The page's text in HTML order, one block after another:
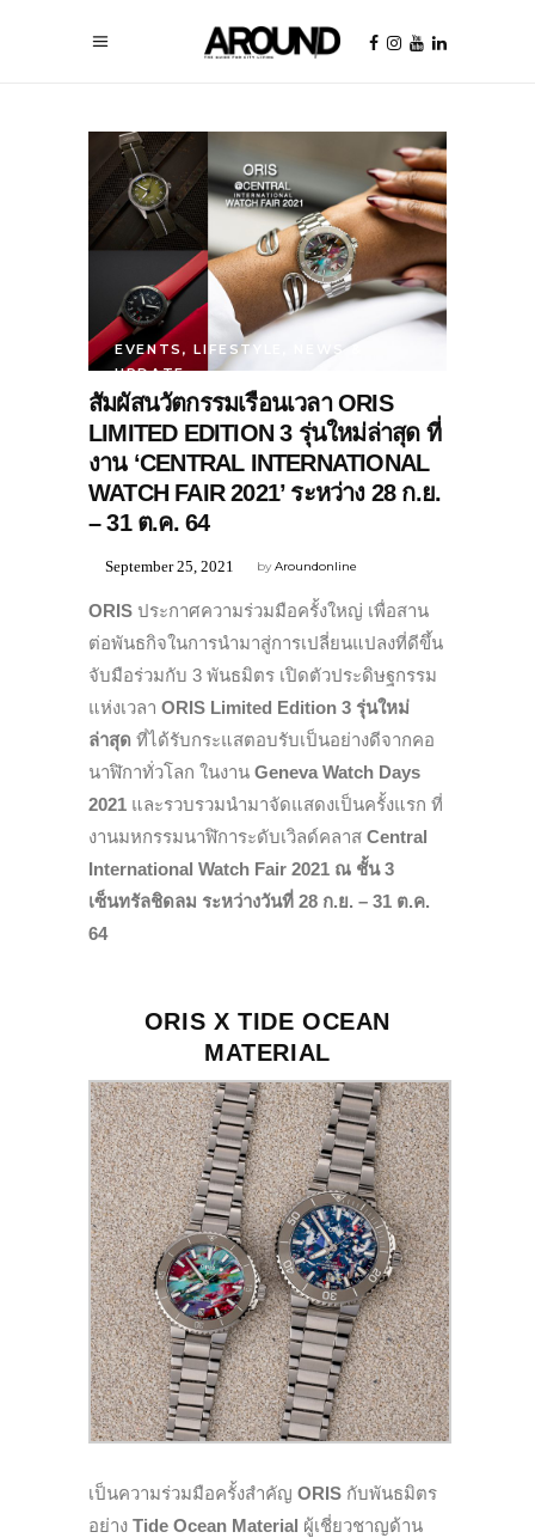
EVENTS ,LIFESTYLE
NEWS &
UPDATE
สัมผัสนวัตกรรมเรือนเวลา ORIS
LIMITED EDITION 3 รุ่นใหม่ล่าสุด ที่
งาน ‘CENTRAL INTERNATIONAL
WATCH FAIR 2021’ ระหว่าง 28 ก.ย.
– 31 ต.ค. 64
byAroundonline
September 25, 2021
ORIS ประกาศความร่วมมือครั้งใหญ่ เพื่อสาน
ต่อพันธกิจในการนำมาสู่การเปลี่ยนแปลงที่ดีขึ้น
จับมือร่วมกับ 3 พันธมิตร เปิดตัวประดิษฐกรรม
แห่งเวลา ORIS Limited Edition 3 รุ่นใหม่
ล่าสุด ที่ได้รับกระแสตอบรับเป็นอย่างดีจากคอ
นาฬิกาทั่วโลก ในงาน Geneva Watch Days
2021 และรวบรวมนำมาจัดแสดงเป็นครั้งแรก ที่
งานมหกรรมนาฬิการะดับเวิลด์คลาส Central
International Watch Fair 2021 ณ ชั้น 3
เซ็นทรัลชิดลม ระหว่างวันที่ 28 ก.ย. – 31 ต.ค.
64
ORIS X TIDE OCEAN
MATERIAL
เป็นความร่วมมือครั้งสำคัญ ORIS กับพันธมิตร
อย่าง Tide Ocean Material ผู้เชี่ยวชาญด้าน